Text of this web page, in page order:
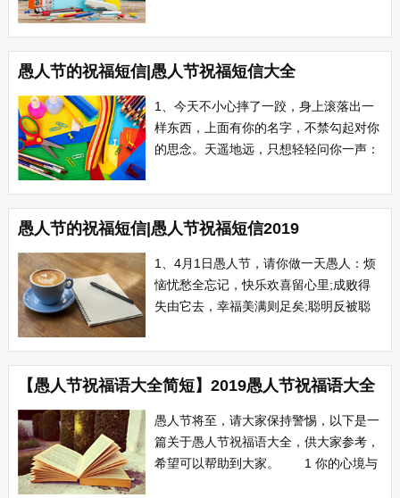
家。 1 现在是北京时间愚人节整，你
正在收看的是科学探索频道最新一期节
目：愚人是如何诞生的。。。。结论：凡
是用右手大拇指翻看短信者，皆为愚
人。 2 ...
愚人节的祝福短信|愚人节祝福短信大全
1、今天不小心摔了一跤，身上滚落出一
样东西，上面有你的名字，不禁勾起对你
的思念。天遥地远，只想轻轻问你一声：
2、今天日子真特殊，被人愚弄不能怪。
朋友请客他不来，左等右等费疑猜。结果
短信来身边，原来愚人在今天。哈哈一笑
事就算，只怨自己糊涂蛋。愚人节到了，
祝你愚...
愚人节的祝福短信|愚人节祝福短信2019
1、4月1日愚人节，请你做一天愚人：烦
恼忧愁全忘记，快乐欢喜留心里;成败得
失由它去，幸福美满则足矣;聪明反被聪
气，快乐便会伴随你。 2、尊敬的用
户，为了使您在4月1日愚人节这天保持清
醒不受欺骗，特提供智慧宝典速成，只要
您连续读“我是二百五&rdqu...
【愚人节祝福语大全简短】2019愚人节祝福语大全
愚人节将至，请大家保持警惕，以下是一
篇关于愚人节祝福语大全，供大家参考，
希望可以帮助到大家。 1 你的心境与